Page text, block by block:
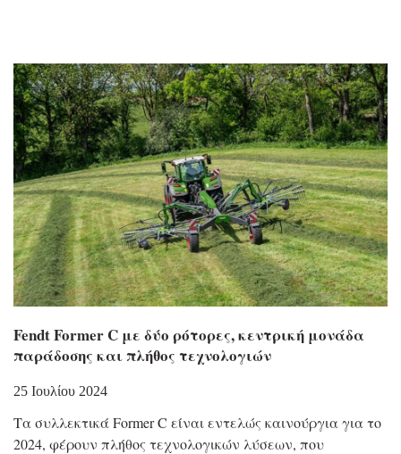
Fendt Former C με δύο ρότορες, κεντρική μονάδα
παράδοσης και πλήθος τεχνολογιών
25 Ιουλίου 2024
Τα συλλεκτικά Former C είναι εντελώς καινούργια για το
2024, φέρουν πλήθος τεχνολογικών λύσεων, που